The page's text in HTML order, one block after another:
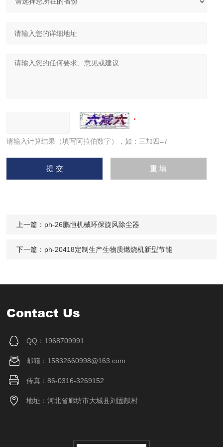
请输入计算结果（填写阿拉伯数字），如：三加四=7
上一篇： ph-26鹏恒机械环保旋风除尘器
下一篇： ph-20418定制生产生物质燃烧机新型节能
Contact Us
QQ：1968709991
邮箱：15832660998@163.com
传真：86-0316-3269152
地址：河北省廊坊市大城县刘固献村